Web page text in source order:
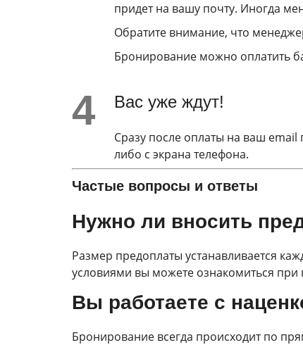
придет на вашу почту. Иногда
Обратите внимание, что
Бронирование можно оплатить
Вас уже ждут!
Сразу после оплаты на ваш email
либо с экрана телефона.
Частые вопросы и ответы
Нужно ли вносить
Размер предоплаты устанавливается
условиями вы можете ознакомиться
Вы работаете с
Бронирование всегда происходит по